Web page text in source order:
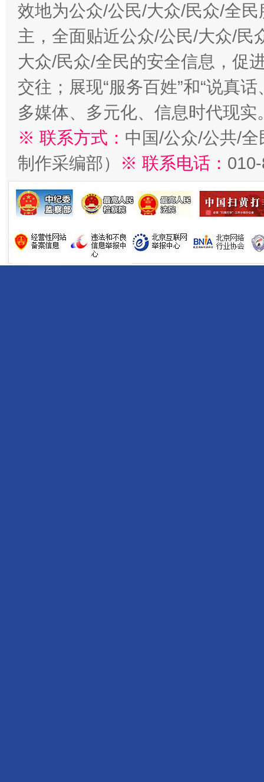
效地为公众/公民/大众/民众/全
主，全面贴近公众/公民/大众/民
大众/民众/全民的安全信息，促
交往；展现“服务百姓”和“说真
多媒体、多元化、信息时代现实
※ 联系方式： 中国/公众/公共/
制作采编部）
※ 联系电话：